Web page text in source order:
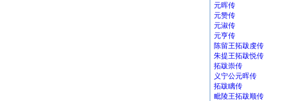
元晖传
元赞传
元淑传
元亨传
陈留王拓跋虔传
朱提王拓跋悦传
拓跋崇传
义宁公元晖传
拓跋瞝传
毗陵王拓跋顺传